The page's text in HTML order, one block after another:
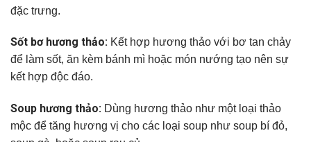
đặc trưng.
Sốt bơ hương thảo: Kết hợp hương thảo với bơ tan chảy
để làm sốt, ăn kèm bánh mì hoặc món nướng tạo nên sự
kết hợp độc đáo.
Soup hương thảo: Dùng hương thảo như một loại thảo
mộc để tăng hương vị cho các loại soup như soup bí đỏ,